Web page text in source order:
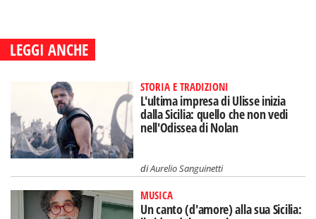
LEGGI ANCHE
STORIA E TRADIZIONI
L'ultima impresa di Ulisse inizia
dalla Sicilia: quello che non vedi
nell'Odissea di Nolan
diAurelio Sanguinetti
MUSICA
Un canto (d'amore) alla sua Sicilia: